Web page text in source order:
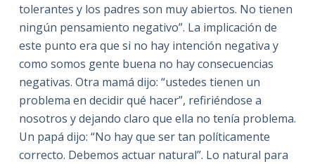
tolerantes y los padres son muy abiertos. No tienen
ningún pensamiento negativo”. La implicación de
este punto era que si no hay intención negativa y
como somos gente buena no hay consecuencias
negativas. Otra mamá dijo: “ustedes tienen un
problema en decidir qué hacer”, refiriéndose a
nosotros y dejando claro que ella no tenía problema.
Un papá dijo: “No hay que ser tan políticamente
correcto. Debemos actuar natural”. Lo natural para